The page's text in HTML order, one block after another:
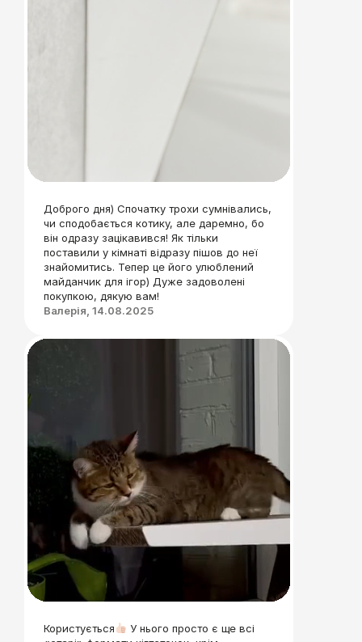
Доброго дня) Спочатку трохи сумнівались,
чи сподобається котику, але даремно, бо
він одразу зацікавився! Як тільки
поставили у кімнаті відразу пішов до неї
знайомитись. Тепер це його улюблений
майданчик для ігор) Дуже задоволені
покупкою, дякую вам!
Валерія, 14.08.2025
Користується
У нього просто є ще всі